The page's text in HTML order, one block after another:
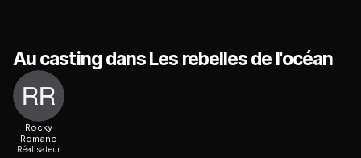
Au casting dans Les rebelles de l'océan
Rocky
Romano
Réalisateur